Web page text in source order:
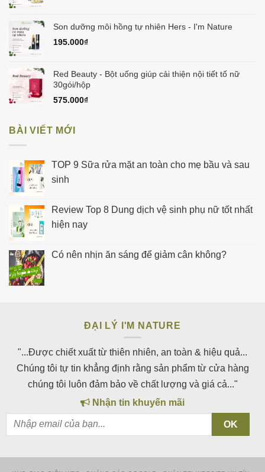
Son dưỡng môi hồng tự nhiên Hers - I'm Nature
195.000₫
Red Beauty - Bột uống giúp cải thiện nội tiết tố nữ
30gói/hộp
575.000₫
BÀI VIẾT MỚI
TOP 9 Sữa rửa mặt an toàn cho mẹ bầu và sau
sinh
Review Top 8 Dung dịch vệ sinh phụ nữ tốt nhất
hiện nay
Có nên nhịn ăn sáng để giảm cân không?
ĐẠI LÝ I'M NATURE
"...Được chiết xuất từ thiên nhiên, an toàn & hiệu quả...
Chúng tôi tự tin khẳng định rằng sản phẩm từ cửa hàng
chúng tôi luôn đảm bảo về chất lượng và giá cả..."
Nhận tin khuyến mãi